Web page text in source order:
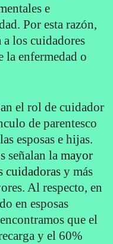
e
Por esta razón,
los cuidadores
la enfermedad o
el rol de cuidador
de parentesco
esposas e hijas.
señalan la mayor
cuidadoras y más
Al respecto, en
en esposas
que el
y el 60%